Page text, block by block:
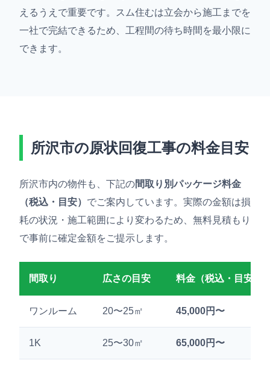
えるうえで重要です。スム住むは立会から施工までを
一社で完結できるため、工程間の待ち時間を最小限に
できます。
所沢市の原状回復工事の料金目安
所沢市内の物件も、下記の間取り別パッケージ料金
（税込・目安） でご案内しています。実際の金額は損
耗の状況・施工範囲により変わるため、無料見積もり
で事前に確定金額をご提示します。
間取り 広さの目安 料金（税込・目安）
ワンルーム 20〜25㎡ 45,000円〜
1K 25〜30㎡ 65,000円〜